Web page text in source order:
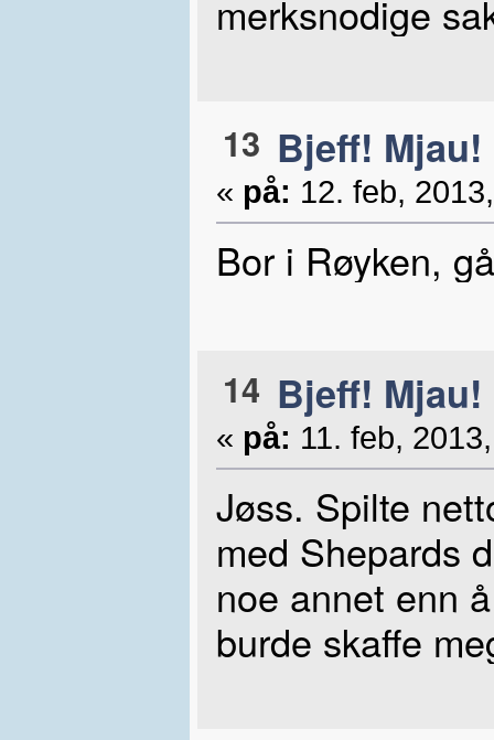
merksnodige
13 Bjeff! Mjau!
« på: 12. feb,
Bor i Røyken,
14 Bjeff! Mjau!
« på: 11. feb,
Jøss. Spilte
med Shepards
noe annet enn
burde skaffe